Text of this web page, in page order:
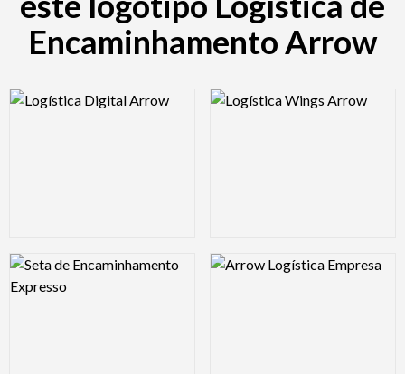
Encaminhamento Arrow
Logo Preview Image Logo Preview Image
Logo Preview Image Logo Preview Image